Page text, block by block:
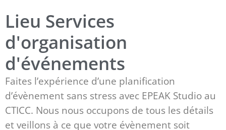
Lieu Services
d'organisation
d'événements
Faites l’expérience d’une planification
d’évènement sans stress avec EPEAK Studio au
CTICC. Nous nous occupons de tous les détails
et veillons à ce que votre évènement soit